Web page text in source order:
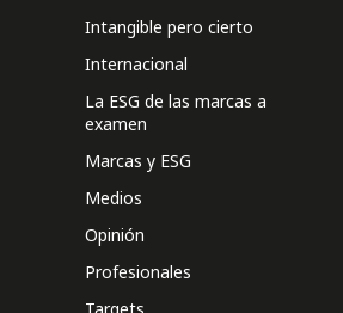
Intangible pero cierto
Internacional
La ESG de las marcas a
examen
Marcas y ESG
Medios
Opinión
Profesionales
Targets